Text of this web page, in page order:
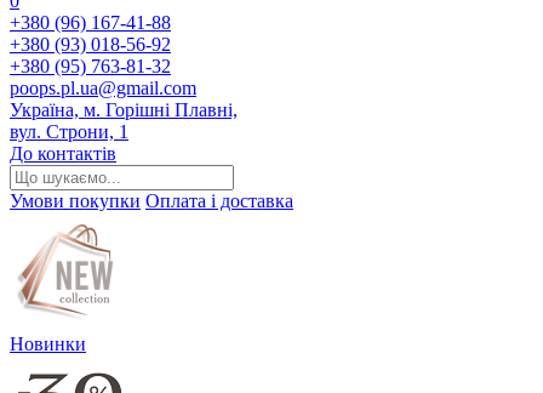
+380 (96) 167-41-88
+380 (93) 018-56-92
+380 (95) 763-81-32
poops.pl.ua@gmail.com
Україна, м. Горішні Плавні,
вул. Строни, 1
До контактів
Умови покупки Оплата і доставка
Новинки